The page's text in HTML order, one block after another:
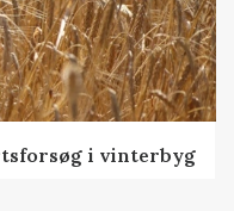
i vinterbyg